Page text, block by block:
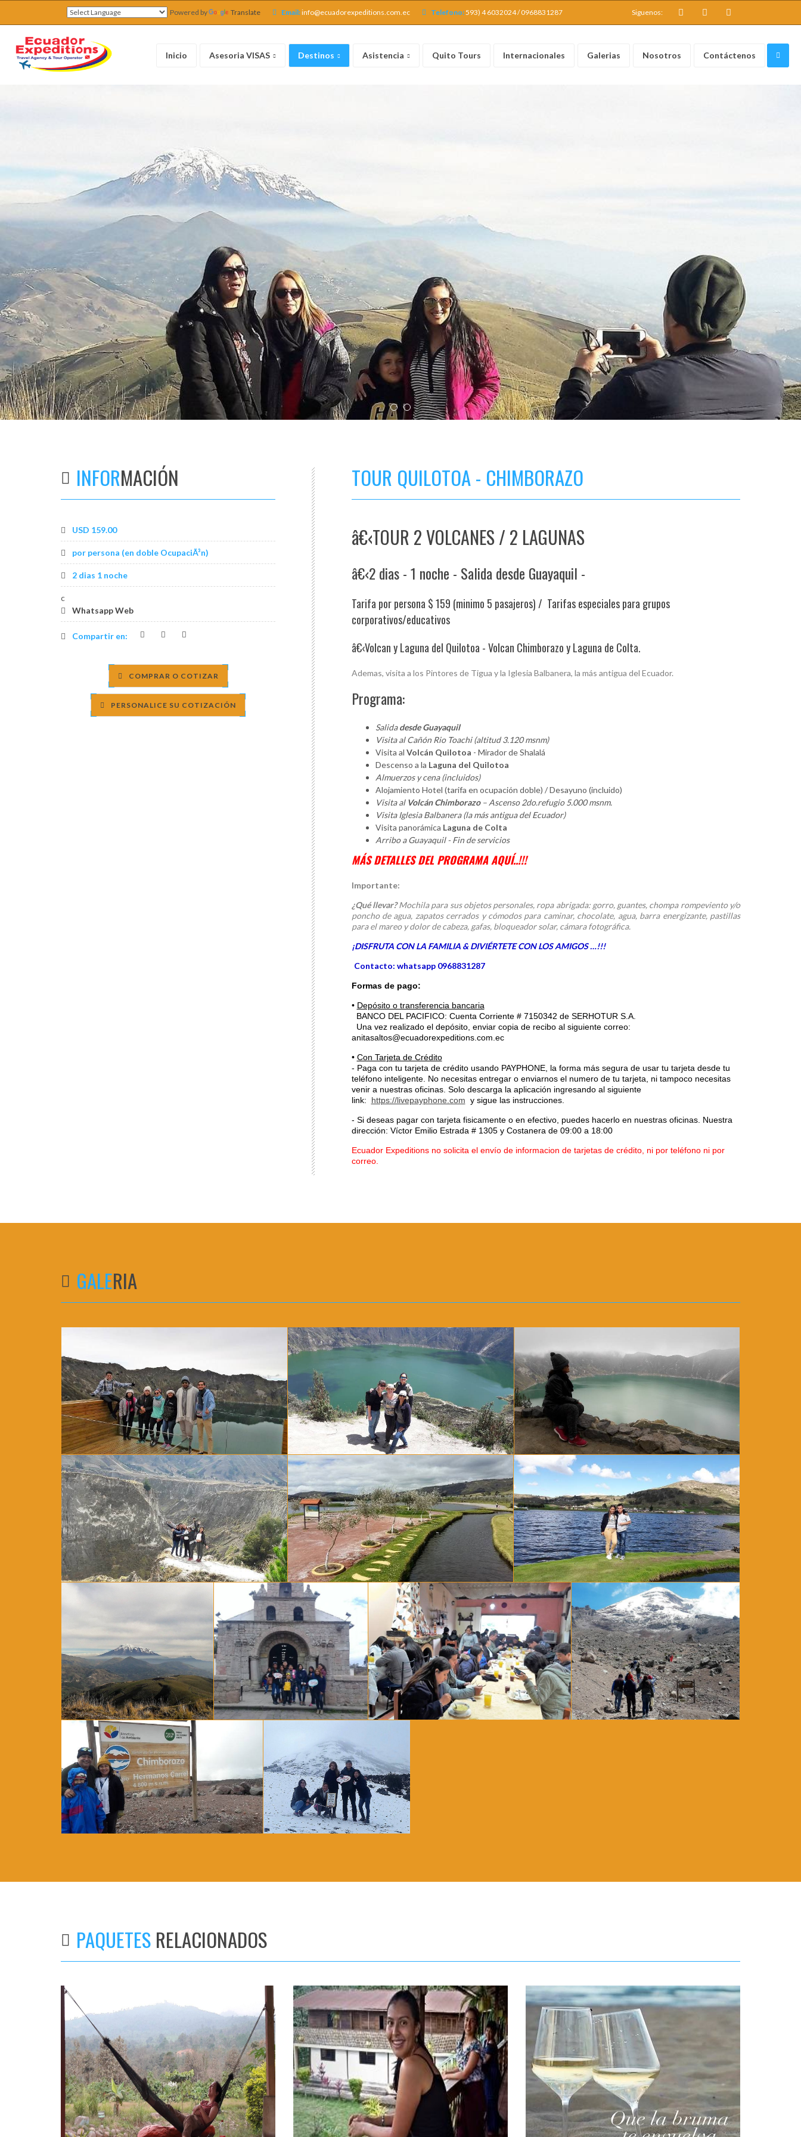
Powered by Translate Email:info@ecuadorexpeditions.com.ec Telefono:593) 4 6032024 / 0968831287 Siguenos:
Inicio Asesoria VISAS Destinos Asistencia Quito Tours Internacionales Galerias Nosotros Contáctenos
INFORMACIÓN
USD 159.00
por persona (en doble OcupaciÃ³n)
2 dias 1 noche
c
Whatsapp Web
Compartir en:
COMPRAR O COTIZAR
PERSONALICE SU COTIZACIÓN
TOUR QUILOTOA - CHIMBORAZO
â€‹TOUR 2 VOLCANES / 2 LAGUNAS
â€‹2 dias - 1 noche - Salida desde Guayaquil -
Tarifa por persona $ 159 (minimo 5 pasajeros) / Tarifas especiales para grupos
corporativos/educativos
â€‹Volcan y Laguna del Quilotoa - Volcan Chimborazo y Laguna de Colta.
Ademas, visita a los Pintores de Tigua y la Iglesia Balbanera, la más antigua del Ecuador.
Programa:
Salidadesde Guayaquil
Visita al Cañón Rio Toachi (altitud 3.120 msnm)
Visita al Volcán Quilotoa - Mirador de Shalalá
Descenso a la Laguna del Quilotoa
Almuerzos y cena (incluidos)
Alojamiento Hotel (tarifa en ocupación doble) / Desayuno (incluido)
Visita al Volcán Chimborazo– Ascenso 2do.refugio 5.000 msnm.
Visita Iglesia Balbanera (la más antigua del Ecuador)
Visita panorámica Laguna de Colta
Arribo a Guayaquil - Fin de servicios
MÁS DETALLES DEL PROGRAMA AQUÍ..!!!
Importante:
¿Qué llevar?Mochila para sus objetos personales, ropa abrigada: gorro, guantes, chompa rompeviento y/o
poncho de agua, zapatos cerrados y cómodos para caminar, chocolate, agua, barra energizante, pastillas
para el mareo y dolor de cabeza, gafas, bloqueador solar, cámara fotográfica.
¡DISFRUTA CON LA FAMILIA & DIVIÉRTETE CON LOS AMIGOS …!!!
Contacto: whatsapp 0968831287
Formas de pago:
• Depósito o transferencia bancaria
BANCO DEL PACIFICO: Cuenta Corriente # 7150342 de SERHOTUR S.A.
Una vez realizado el depósito, enviar copia de recibo al siguiente correo:
anitasaltos@ecuadorexpeditions.com.ec
• Con Tarjeta de Crédito
- Paga con tu tarjeta de crédito usando PAYPHONE, la forma más segura de usar tu tarjeta desde tu
teléfono inteligente. No necesitas entregar o enviarnos el numero de tu tarjeta, ni tampoco necesitas
venir a nuestras oficinas. Solo descarga la aplicación ingresando al siguiente
link:
https://livepayphone.com y sigue las instrucciones.
- Si deseas pagar con tarjeta fisicamente o en efectivo, puedes hacerlo en nuestras oficinas. Nuestra
dirección: Víctor Emilio Estrada # 1305 y Costanera de 09:00 a 18:00
Ecuador Expeditions no solicita el envío de informacion de tarjetas de crédito, ni por teléfono ni por
correo.
GALERIA
PAQUETES RELACIONADOS